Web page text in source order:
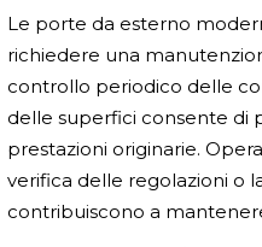
Le porte da esterno
richiedere una
controllo periodico delle
delle superfici consente di
prestazioni originarie.
verifica delle regolazioni o
contribuiscono a